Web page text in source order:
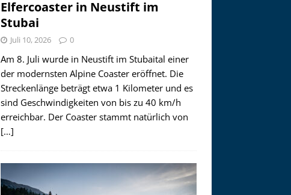
Elfercoaster in Neustift im
Stubai
Juli 10, 2026 0
Am 8. Juli wurde in Neustift im Stubaital einer
der modernsten Alpine Coaster eröffnet. Die
Streckenlänge beträgt etwa 1 Kilometer und es
sind Geschwindigkeiten von bis zu 40 km/h
erreichbar. Der Coaster stammt natürlich von
[…]